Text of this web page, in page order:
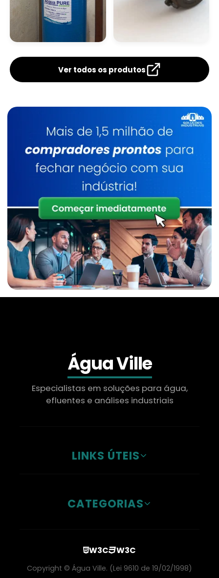
De Ferro Na Água
Neutralizador De
Ferrugem
Ver todos os produtos
Água Ville
Especialistas em soluções para água,
efluentes e análises industriais
LINKS ÚTEIS
CATEGORIAS
Copyright © Água Ville. (Lei 9610 de 19/02/1998)
W3C W3C